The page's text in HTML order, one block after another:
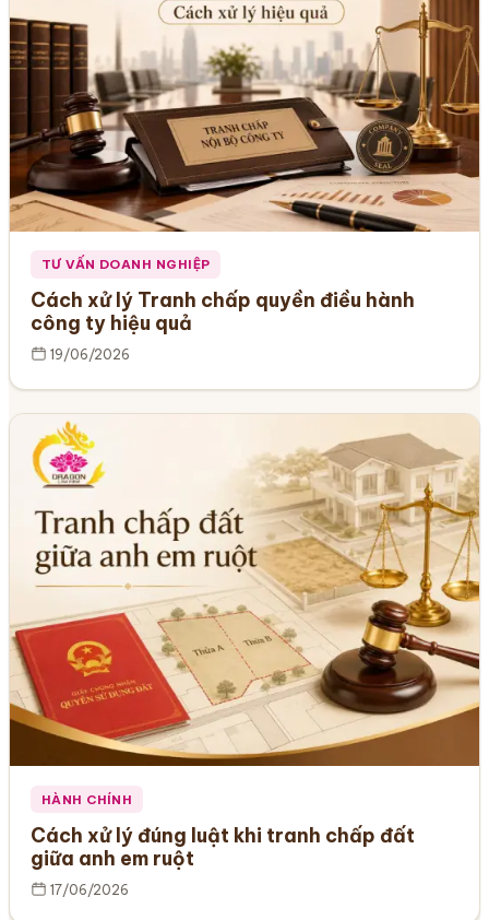
TƯ VẤN DOANH NGHIỆP
Cách xử lý Tranh chấp quyền điều hành
công ty hiệu quả
19/06/2026
HÀNH CHÍNH
Cách xử lý đúng luật khi tranh chấp đất
giữa anh em ruột
17/06/2026